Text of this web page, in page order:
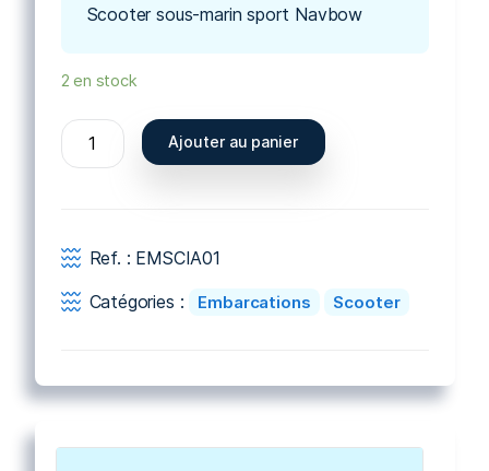
Scooter sous-marin sport Navbow
2 en stock
quantité
de
sport
Navbow
Ajouter au panier
Ref. : EMSCIA01
Catégories :
Embarcations Scooter